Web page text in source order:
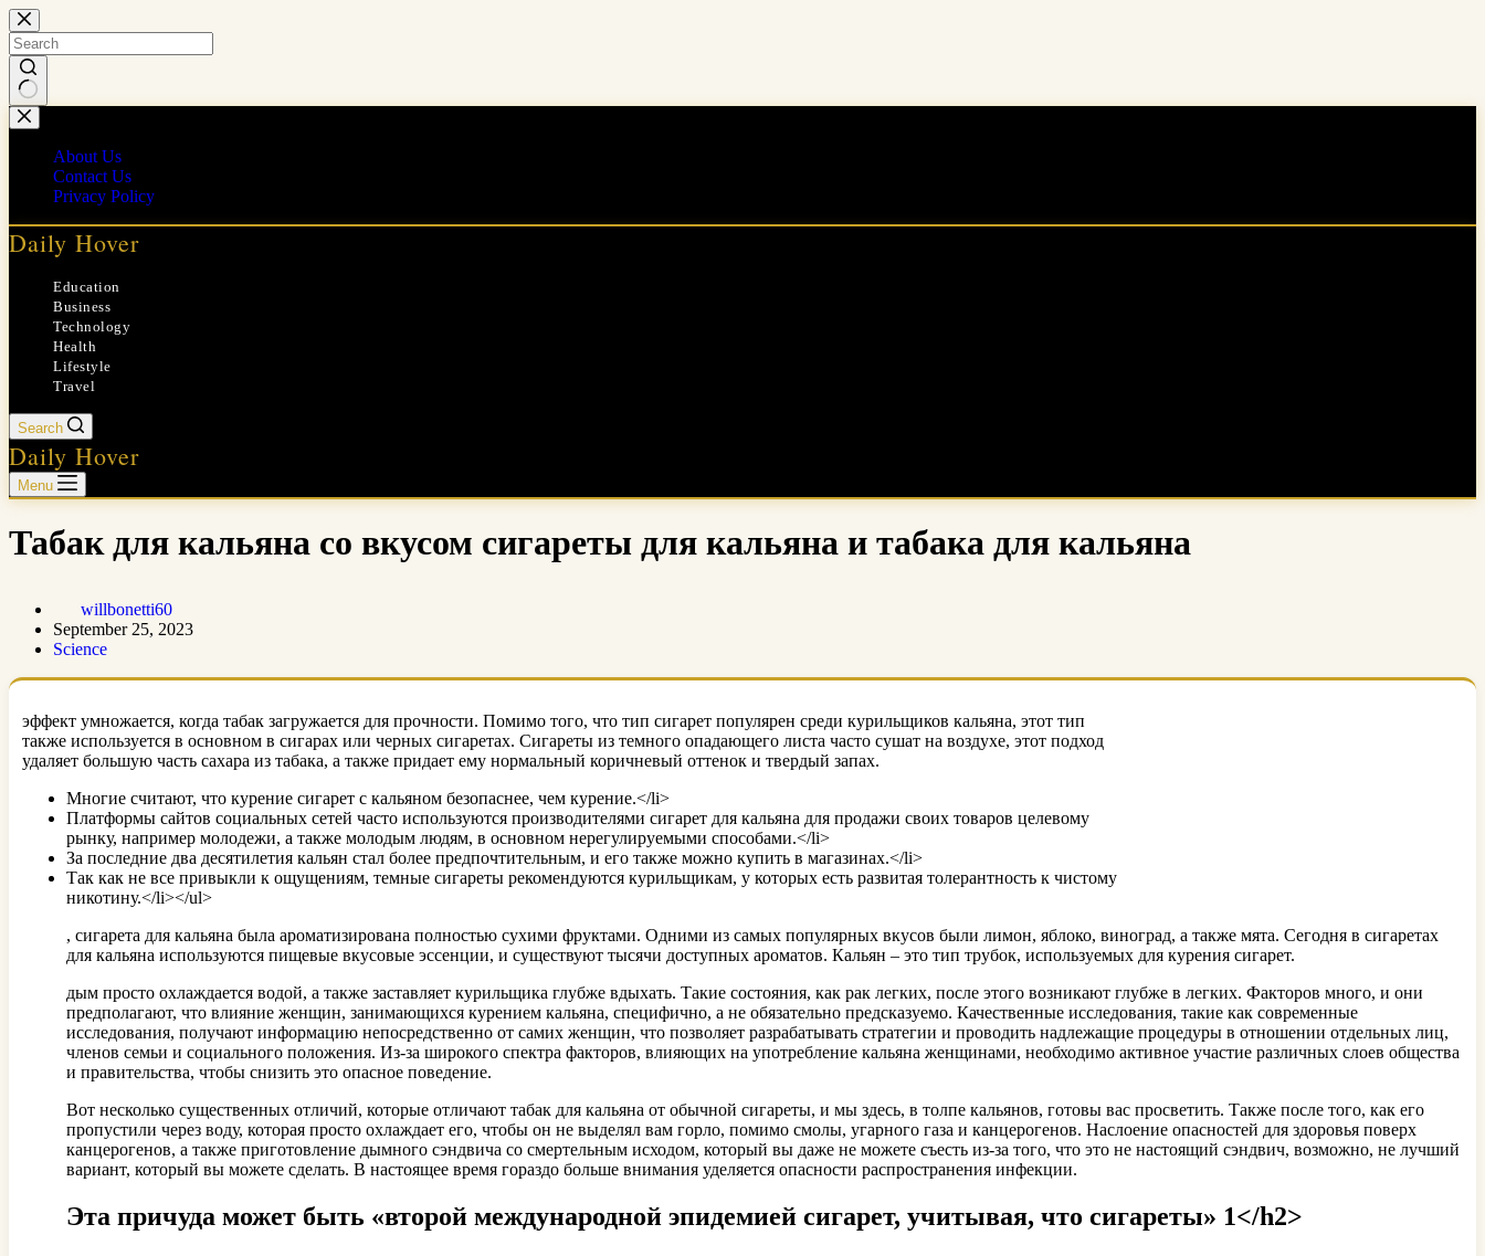
Skip
to
content
No
results
About Us
Contact Us
Privacy Policy
Daily Hover
Education
Business
Technology
Health
Lifestyle
Travel
Search
Daily Hover
Menu
Табак для кальяна со вкусом сигареты для кальяна и табака для кальяна
willbonetti60
September 25, 2023
Science
эффект умножается, когда табак загружается для прочности. Помимо того, что тип сигарет популярен среди курильщиков кальяна, этот тип
также используется в основном в сигарах или черных сигаретах. Сигареты из темного опадающего листа часто сушат на воздухе, этот подход
удаляет большую часть сахара из табака, а также придает ему нормальный коричневый оттенок и твердый запах.
Многие считают, что курение сигарет с кальяном безопаснее, чем курение.</li>
Платформы сайтов социальных сетей часто используются производителями сигарет для кальяна для продажи своих товаров целевому
рынку, например молодежи, а также молодым людям, в основном нерегулируемыми способами.</li>
За последние два десятилетия кальян стал более предпочтительным, и его также можно купить в магазинах.</li>
Так как не все привыкли к ощущениям, темные сигареты рекомендуются курильщикам, у которых есть развитая толерантность к чистому
никотину.</li></ul>
, сигарета для кальяна была ароматизирована полностью сухими фруктами. Одними из самых популярных вкусов были лимон, яблоко, виноград, а также мята. Сегодня в сигаретах
для кальяна используются пищевые вкусовые эссенции, и существуют тысячи доступных ароматов. Кальян – это тип трубок, используемых для курения сигарет.
дым просто охлаждается водой, а также заставляет курильщика глубже вдыхать. Такие состояния, как рак легких, после этого возникают глубже в легких. Факторов много, и они
предполагают, что влияние женщин, занимающихся курением кальяна, специфично, а не обязательно предсказуемо. Качественные исследования, такие как современные
исследования, получают информацию непосредственно от самих женщин, что позволяет разрабатывать стратегии и проводить надлежащие процедуры в отношении отдельных лиц,
членов семьи и социального положения. Из-за широкого спектра факторов, влияющих на употребление кальяна женщинами, необходимо активное участие различных слоев общества
и правительства, чтобы снизить это опасное поведение.
Вот несколько существенных отличий, которые отличают табак для кальяна от обычной сигареты, и мы здесь, в толпе кальянов, готовы вас просветить. Также после того, как его
пропустили через воду, которая просто охлаждает его, чтобы он не выделял вам горло, помимо смолы, угарного газа и канцерогенов. Наслоение опасностей для здоровья поверх
канцерогенов, а также приготовление дымного сэндвича со смертельным исходом, который вы даже не можете съесть из-за того, что это не настоящий сэндвич, возможно, не лучший
вариант, который вы можете сделать. В настоящее время гораздо больше внимания уделяется опасности распространения инфекции.
Эта причуда может быть «второй международной эпидемией сигарет, учитывая, что сигареты» 1</h2>